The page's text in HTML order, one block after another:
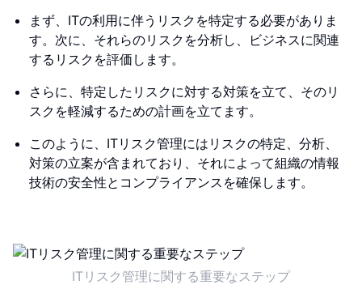
まず、ITの利用に伴うリスクを特定する必要がありま
す。次に、それらのリスクを分析し、ビジネスに関連
するリスクを評価します。
さらに、特定したリスクに対する対策を立て、そのリ
スクを軽減するための計画を立てます。
このように、ITリスク管理にはリスクの特定、分析、
対策の立案が含まれており、それによって組織の情報
技術の安全性とコンプライアンスを確保します。
ITリスク管理に関する重要なステップ